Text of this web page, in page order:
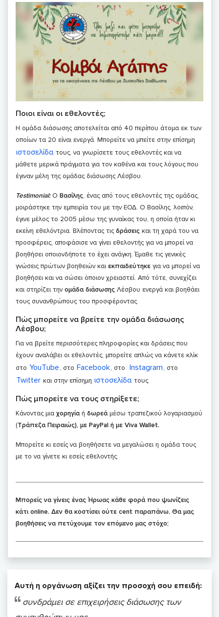
Ποιοι είναι οι εθελοντές;
Η ομάδα διάσωσης αποτελείται από 40 περίπου άτομα εκ των
οποίων τα 20 είναι ενεργά. Μπορείτε να μπείτε στην επίσημη
ιστοσελίδα τους, να γνωρίσετε τους εθελοντές και να
μάθετε μερικά πράγματα για τον καθένα και τους λόγους που
έγιναν μέλη της ομάδας διάσωσης Λέσβου.
Testimonial:Ο Βασίλης, ένας από τους εθελοντές της ομάδας,
μοιράστηκε την εμπειρία του με την ΕΟΔ. Ο Βασίλης, λοιπόν,
έγινε μέλος το 2005 μέσω της γυναίκας του, η οποία ήταν κι
εκείνη εθελόντρια. Βλέποντας τις δράσεις και τη χαρά του να
προσφέρεις, αποφάσισε να γίνει εθελοντής για να μπορεί να
βοηθήσει οποιονδήποτε το έχει ανάγκη. Έμαθε τις γενικές
γνώσεις πρώτων βοηθειών και εκπαιδεύτηκε για να μπορεί να
βοηθήσει και να σώσει όποιον χρειαστεί. Από τότε, συνεχίζει
και στηρίζει την ομάδα διάσωσης Λέσβου ενεργά και βοηθάει
τους συνανθρώπους του προσφέροντας.
Πώς μπορείτε να βρείτε την ομάδα διάσωσης
Λέσβου;
Για να βρείτε περισσότερες πληροφορίες και δράσεις που
έχουν αναλάβει οι εθελοντές, μπορείτε απλώς να κάνετε κλίκ
στο YouΤube, στο Facebook, στο Instagram, στο
Twitter και στην επίσημη ιστοσελίδα τους.
Πώς μπορείτε να τους στηρίξετε;
Κάνοντας μια χορηγία ή δωρεά μέσω τραπεζικού λογαριασμού
(Τράπεζα Πειραιώς), με PayPal ή με Viva Wallet.
Μπορείτε κι εσείς να βοηθήσετε να μεγαλώσει η ομάδα τους
με το να γίνετε κι εσείς εθελοντής.
Μπορείς να γίνεις ένας Ήρωας κάθε φορά που ψωνίζεις
κάτι online. Δεν θα κοστίσει ούτε cent παραπάνω. Θα μας
βοηθήσεις να πετύχουμε τον επόμενο μας στόχο;
Αυτή η οργάνωση αξίζει την προσοχή σου επειδή:
συνδράμει σε επιχειρήσεις διάσωσης των